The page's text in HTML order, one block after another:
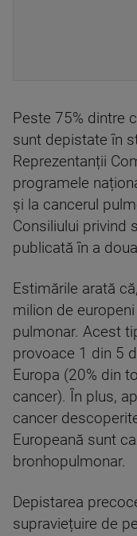
Peste 75% dintre
sunt depistate în
Reprezentanții
programele
și la cancerul
Consiliului privind
publicată în a
Estimările arată
milion de
pulmonar. Acest
provoace 1 din 5
Europa (20% din
cancer). În plus,
cancer
Europeană sunt
bronhopulmonar.
Depistarea
supraviețuire de